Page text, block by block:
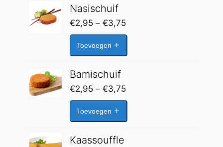
Nasischuif
€2,95 – €3,75Prijsklasse:
€2,95
Toevoegen
Bamischuif
€2,95 – €3,75Prijsklasse:
€2,95
Toevoegen
Kaassouffle